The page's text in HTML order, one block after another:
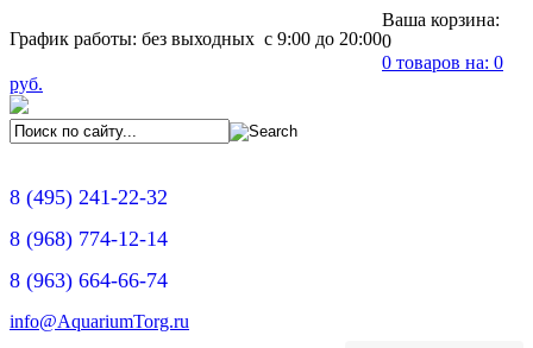
График работы: без выходных с 9:00 до 20:00
Ваша корзина:
0
0 товаров на: 0
руб.
8 (495) 241-22-32
8 (968) 774-12-14
8 (963) 664-66-74
info@AquariumTorg.ru